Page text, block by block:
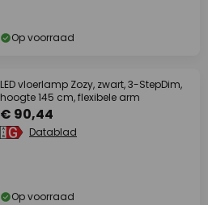
Op voorraad
LED vloerlamp Zozy, zwart, 3-StepDim,
hoogte 145 cm, flexibele arm
€ 90,44
Datablad
Op voorraad